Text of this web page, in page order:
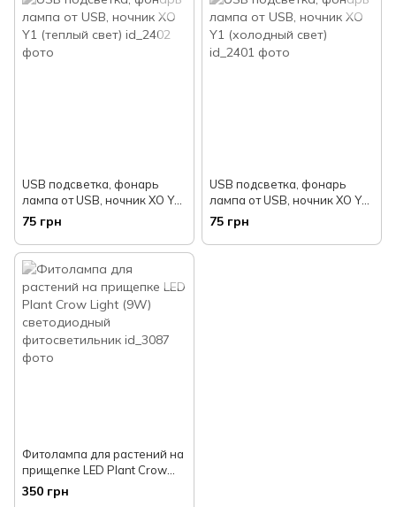
USB подсветка, фонарь
лампа от USB, ночник XO Y1
(теплый свет)
75 грн
USB подсветка, фонарь
лампа от USB, ночник XO Y1
(холодный свет)
75 грн
Фитолампа для растений на
прищепке LED Plant Crow
Light (9W) светодиодный
фитосветильник
350 грн